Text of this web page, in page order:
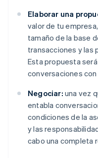
Elaborar una
valor de tu
tamaño de la base
transacciones y las
Esta propuesta
conversaciones
Negociar: una vez
entabla
condiciones de la
y las
cabo una completa